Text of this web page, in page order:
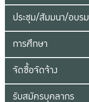
ประชุม/สัมมนา/อบรม
การศึกษา
จัดซื้อจัดจ้าง
รับสมัครบุคลากร